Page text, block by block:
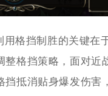
用格挡制胜的关键在
整格挡策略，面对近
挡抵消贴身爆发伤害